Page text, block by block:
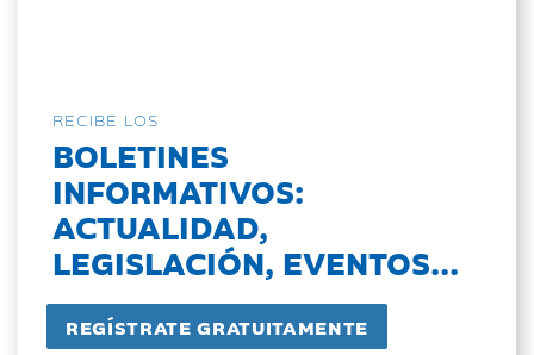
RECIBE LOS
BOLETINES
INFORMATIVOS:
ACTUALIDAD,
LEGISLACIÓN, EVENTOS...